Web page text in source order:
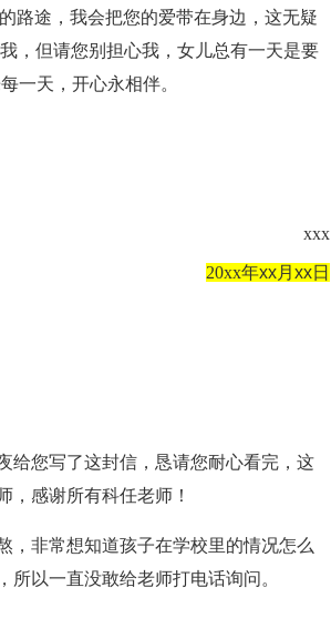
路途，我会把您的爱带在身边，这无疑
，但请您别担心我，女儿总有一天是要
一天，开心永相伴。
xxx
20xx年xx月 xx日
给您写了这封信，恳请您耐心看完，这
，感谢所有科任老师！
，非常想知道孩子在学校里的情况怎么
以一直没敢给老师打电话询问。